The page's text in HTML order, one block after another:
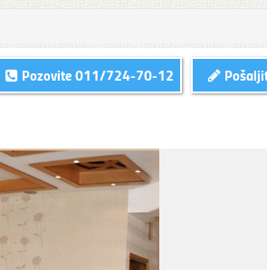
Pozovite011/724-70-12